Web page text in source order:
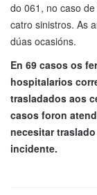
do 061, no caso
catro sinistros. As
dúas ocasións.
En 69 casos os
hospitalarios
trasladados aos
casos foron
necesitar
incidente.